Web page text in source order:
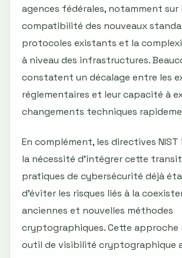
agences fédérales, notamment sur
compatibilité des nouveaux
protocoles existants et la
à niveau des infrastructures.
constatent un décalage entre les
réglementaires et leur capacité à
changements techniques
En complément, les directives
la nécessité d’intégrer cette
pratiques de cybersécurité déjà
d’éviter les risques liés à la
anciennes et nouvelles méthodes
cryptographiques. Cette approche
outil de visibilité cryptographique